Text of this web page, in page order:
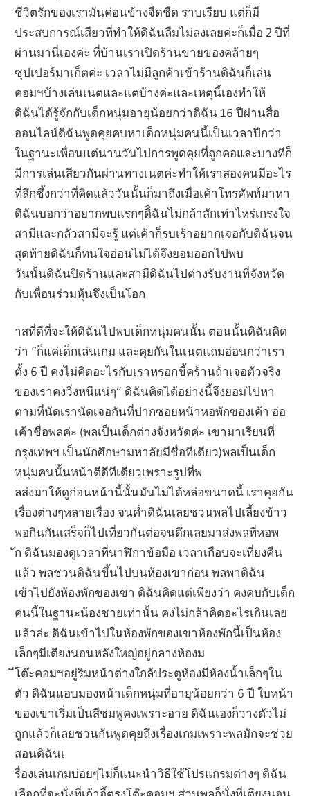
ชีวิตรักของเรามันค่อนข้างจืดชืด ราบเรียบ แต่ก็มี
ประสบการณ์เสียวที่ทำให้ดิฉันลืมไม่ลงเลยค่ะก็เมื่อ 2 ปีที่
ผ่านมานี่เองค่ะ ที่บ้านเราเปิดร้านขายของคล้ายๆ
ซุปเปอร์มาเก็ตค่ะ เวลาไม่มีลูกค้าเข้าร้านดิฉันก็เล่น
คอมฯบ้างเล่นเนตและแตบ้างค่ะและเหตุนี้เองทำให้
ดิฉันได้รู้จักกับเด็กหนุ่มอายุน้อยกว่าดิฉัน 16 ปีผ่านสื่อ
ออนไลน์ดิฉันพูดคุยคบหาเด็กหนุ่มคนนี้เป็นเวลาปีกว่า
ในฐานะเพื่อนแต่นานวันไปการพูดคุยที่ถูกคอและบางทีก็
มีการเล่นเสียวกันผ่านทางเนตค่ะทำให้เราสองคนมีอะไร
ที่ลึกซึ้งกว่าที่คิดแล้ววันนั้นก็มาถึงเมื่อเค้าโทรศัพท์มาหา
ดิฉันบอกว่าอยากพบแรกๆดิิฉันไม่กล้าสักเท่าไหร่เกรงใจ
สามีและกลัวสามีจะรู้ แต่เค้าก็รบเร้าอยากเจอกับดิฉันจน
สุดท้ายดิฉันก็ทนใจอ่อนไม่ได้จึงยอมออกไปพบ
วันนั้นดิฉันปิดร้านและสามีดิฉันไปต่างรับงานที่จังหวัด
กับเพื่อนร่วมหุ้นจึงเป็นโอก
าสที่ดีที่จะให้ดิฉันไปพบเด็กหนุ่มคนนั้น ตอนนั้นดิฉันคิด
ว่า “ก็แค่เด็กเล่นเกม และคุยกันในเนตแถมอ่อนกว่าเรา
ตั้ง 6 ปี คงไม่คิดอะไรกับเราหรอกขี้คร้านถ้าเจอตัวจริง
ของเราคงวิ่งหนีแน่ๆ” ดิฉันคิดได้อย่างนี้จึงยอมไปหา
ตามที่นัดเรานัดเจอกันที่ปากซอยหน้าหอพักของเค้า อ่อ
เค้าชื่อพลค่ะ (พลเป็นเด็กต่างจังหวัดค่ะ เขามาเรียนที่
กรุงเทพฯ เป็นนักศึกษามหาลัยมีชื่อทีเดียว)พลเป็นเด็ก
หนุ่มคนนั้นหน้าตีดีทีเดียวเพราะรูปที่พ
ลส่งมาให้ดูก่อนหน้านี้นั้นมันไม่ได้หล่อขนาดนี้ เราคุยกัน
เรื่องต่างๆหลายเรื่อง จนค่ำดิฉันเลยชวนพลไปเลี้ยงข้าว
พอกินกันเสร็จก็ไปเที่ยวกันต่อจนดึกเลยมาส่งพลที่หอพ
ัก ดิฉันมองดูเวลาที่นาฬิกาข้อมือ เวลาเกือบจะเที่ยงคืน
แล้ว พลชวนดิฉันขึ้นไปบนห้องเขาก่อน พลพาดิฉัน
เข้าไปยังห้องพักของเขา ดิฉันคิดแต่เพียงว่า คงคบกับเด็ก
คนนี้ในฐานะน้องชายเท่านั้น คงไม่กล้าคิดอะไรเกินเลย
แล้วล่ะ ดิฉันเข้าไปในห้องพักของเขาห้องพักนี้เป็นห้อง
เล็กๆมีเตียงนอนหลังใหญ่อยู่กลางห้องม
ีโต๊ะคอมฯอยู่ริมหน้าต่างใกล้ประตูห้องมีห้องน้ำเล็กๆใน
ตัว ดิฉันแอบมองหน้าเด็กหนุ่มที่อายุน้อยกว่า 6 ปี ใบหน้า
ของเขาเริ่มเป็นสีชมพูคงเพราะอาย ดิฉันเองก็วางตัวไม่
ถูกแล้วก็เลยชวนกันพูดคุยถึงเรื่องเกมเพราะพลมักจะช่วย
สอนดิฉันเ
รื่องเล่นเกมบ่อยๆไม่ก็แนะนำวิธีใช้โปรแกรมต่างๆ ดิฉัน